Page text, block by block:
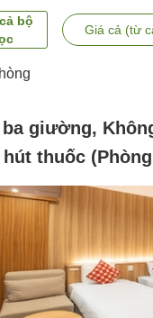
bộ
Giá cả (từ
ba giường,
hút thuốc
Tây 27m² phía